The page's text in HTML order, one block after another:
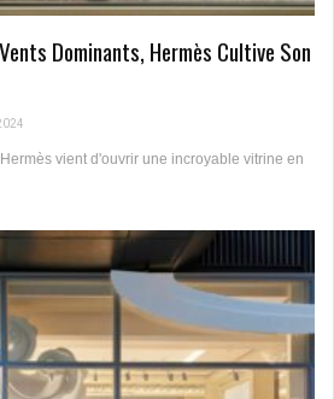
Dominants, Hermès Cultive Son
vient d'ouvrir une incroyable vitrine en